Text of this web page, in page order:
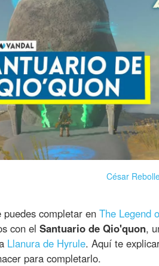
César
puedes completar en The Legend
con el Santuario de Qio'quon,
Llanura de Hyrule. Aquí te
para completarlo.